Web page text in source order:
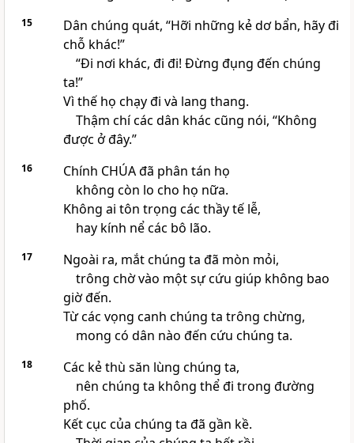
15
Dân chúng quát, “Hỡi những kẻ dơ bẩn, hãy đi
chỗ khác!”
“Đi nơi khác, đi đi! Đừng đụng đến chúng
ta!”
Vì thế họ chạy đi và lang thang.
Thậm chí các dân khác cũng nói, “Không
được ở đây.”
16
Chính CHÚA đã phân tán họ
không còn lo cho họ nữa.
Không ai tôn trọng các thầy tế lễ,
hay kính nể các bô lão.
17
Ngoài ra, mắt chúng ta đã mòn mỏi,
trông chờ vào một sự cứu giúp không bao
giờ đến.
Từ các vọng canh chúng ta trông chừng,
mong có dân nào đến cứu chúng ta.
18
Các kẻ thù săn lùng chúng ta,
nên chúng ta không thể đi trong đường
phố.
Kết cục của chúng ta đã gần kề.